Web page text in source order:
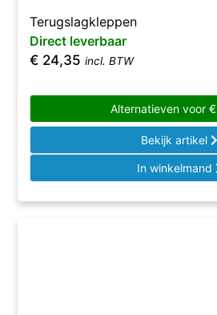
Terugslagkleppen
Direct leverbaar
€ 24,35 incl. BTW
Alternatieven voor €
Bekijk artikel
In winkelmand